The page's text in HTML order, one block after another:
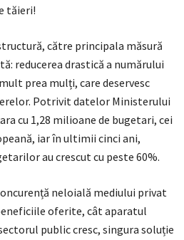
tăieri!
către principala măsură
reducerea drastică a numărului
prea mulți, care deservesc
Potrivit datelor Ministerului
cu 1,28 milioane de bugetari, cei
iar în ultimii cinci ani,
au crescut cu peste 60%.
neloială mediului privat
oferite, cât aparatul
public cresc, singura soluție